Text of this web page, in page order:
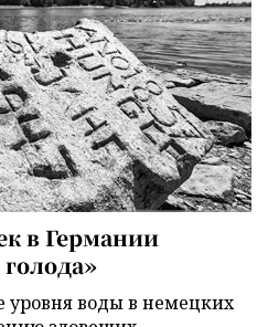
в Германии
уровня воды в немецких